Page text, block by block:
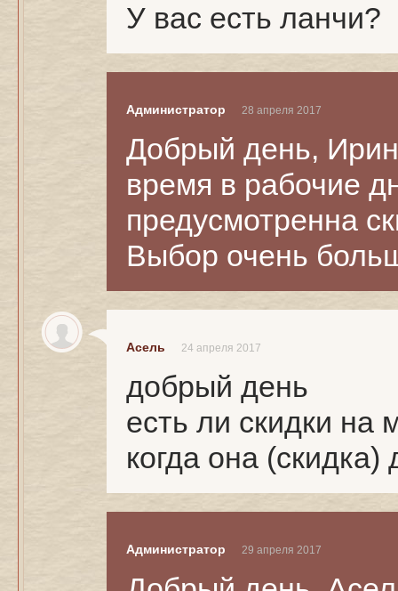
У вас есть ланчи?
Администратор 28 апреля 2017
Добрый день,
время в рабочие
предусмотренна
Выбор очень
Асель 24 апреля 2017
добрый день
есть ли скидки
когда она (скидка)
Администратор 29 апреля 2017